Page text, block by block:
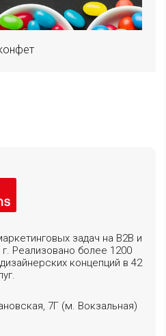
задач на B2B и
Реализовано более 1200
концепций в 42
7Г (м. Вокзальная)